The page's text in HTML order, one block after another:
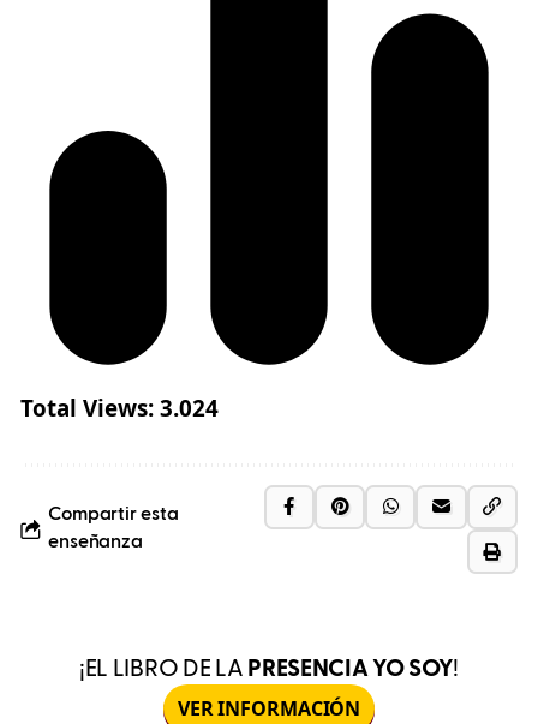
Total Views:3.024
Compartir esta
enseñanza
¡EL LIBRO DE LA PRESENCIA YO SOY!
VER INFORMACIÓN